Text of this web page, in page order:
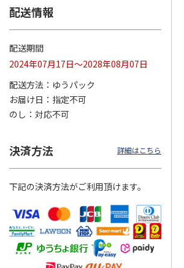
ペット線香 虹のか
なた フルーティフ
ローラルの香り
590円
(送料別・税込)
えBOX とりささ…
380円
(送料別・税込)
配送情報
配送期間
2024年07月17日～2028年08月07日
配送方法
ゆうパック
お届け日
指定不可
のし
対応不可
決済方法 詳細はこちら
下記の決済方法がご利用頂けます。